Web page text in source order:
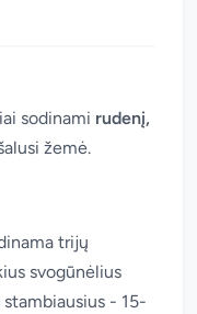
sodinami rudenį,
žemė.
trijų
svogūnėlius
- 15-